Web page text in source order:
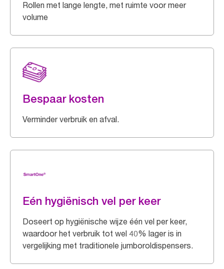
Rollen met lange lengte, met ruimte voor meer
volume
Bespaar kosten
Verminder verbruik en afval.
Eén hygiënisch vel per keer
Doseert op hygiënische wijze één vel per keer,
waardoor het verbruik tot wel 40% lager is in
vergelijking met traditionele jumboroldispensers.